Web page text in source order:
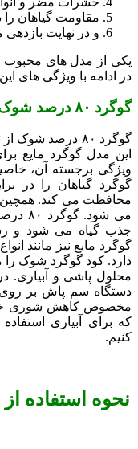
مقاومت گیاهان را
و در نهایت بازدهی
در ادامه با ویژگی های
گوگرد ۸۰ درصد شوک
گوگرد ۸۰ درصد
این مدل گوگرد مایع
ویژگی برجسته آن،
گوگرد گیاهان را در
محافظت می کند. همچین
می
جذب گیاه می شود و
گوگرد مایع نیز مانند
دارد. کود گوگرد شوک را
محلول پاشی و آبیاری.
دستگاه سم پاش بر
مخصوص کاهش شوری خاک
که برای آبیاری
کنیم.
نحوه استفاده